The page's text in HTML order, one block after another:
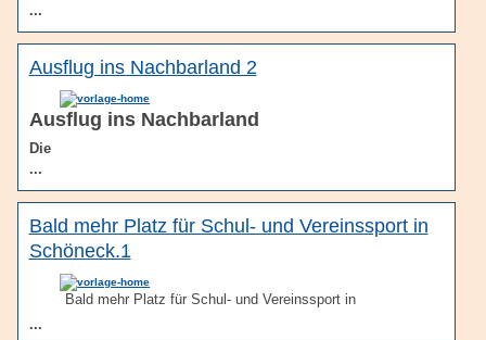
...
Ausflug ins Nachbarland 2
Ausflug ins Nachbarland
Die
...
Bald mehr Platz für Schul- und Vereinssport in
Schöneck.1
Bald mehr Platz für Schul- und Vereinssport in
...